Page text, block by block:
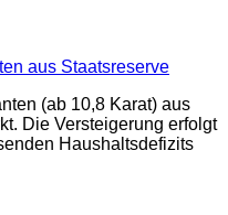
aus Staatsreserve
(ab 10,8 Karat) aus
Die Versteigerung erfolgt
Haushaltsdefizits